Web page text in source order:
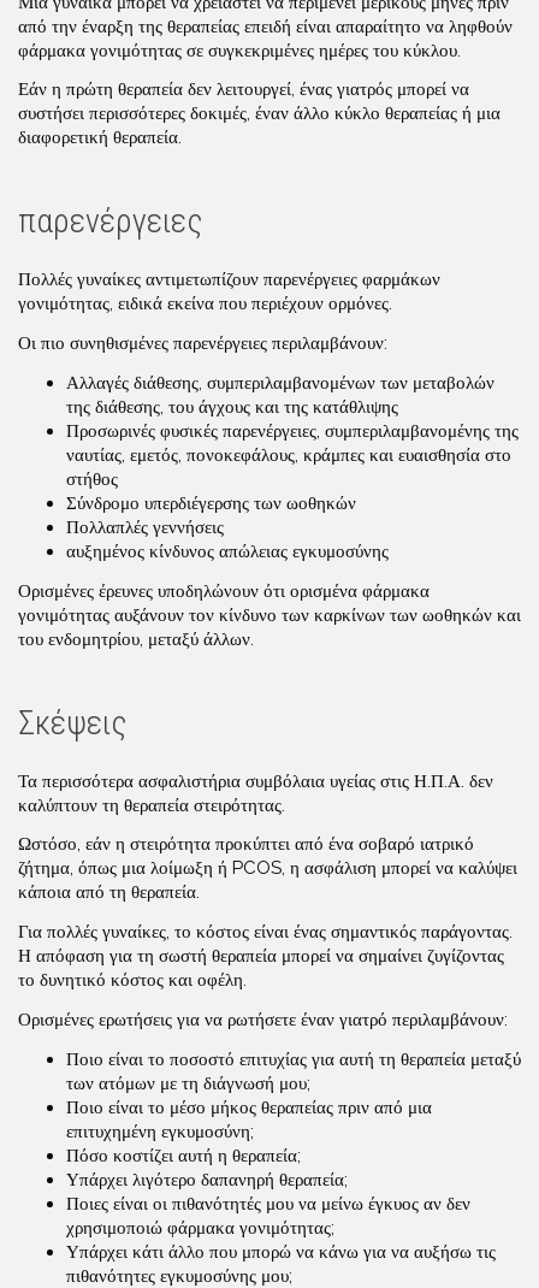
από την έναρξη της θεραπείας επειδή είναι απαραίτητο να ληφθούν
φάρμακα γονιμότητας σε συγκεκριμένες ημέρες του κύκλου.
Εάν η πρώτη θεραπεία δεν λειτουργεί, ένας γιατρός μπορεί να
συστήσει περισσότερες δοκιμές, έναν άλλο κύκλο θεραπείας ή μια
διαφορετική θεραπεία.
παρενέργειες
Πολλές γυναίκες αντιμετωπίζουν παρενέργειες φαρμάκων
γονιμότητας, ειδικά εκείνα που περιέχουν ορμόνες.
Οι πιο συνηθισμένες παρενέργειες περιλαμβάνουν:
Αλλαγές διάθεσης, συμπεριλαμβανομένων των μεταβολών
της διάθεσης, του άγχους και της κατάθλιψης
Προσωρινές φυσικές παρενέργειες, συμπεριλαμβανομένης της
ναυτίας, εμετός, πονοκεφάλους, κράμπες και ευαισθησία στο
στήθος
Σύνδρομο υπερδιέγερσης των ωοθηκών
Πολλαπλές γεννήσεις
αυξημένος κίνδυνος απώλειας εγκυμοσύνης
Ορισμένες έρευνες υποδηλώνουν ότι ορισμένα φάρμακα
γονιμότητας αυξάνουν τον κίνδυνο των καρκίνων των ωοθηκών και
του ενδομητρίου, μεταξύ άλλων.
Σκέψεις
Τα περισσότερα ασφαλιστήρια συμβόλαια υγείας στις Η.Π.Α. δεν
καλύπτουν τη θεραπεία στειρότητας.
Ωστόσο, εάν η στειρότητα προκύπτει από ένα σοβαρό ιατρικό
ζήτημα, όπως μια λοίμωξη ή PCOS, η ασφάλιση μπορεί να καλύψει
κάποια από τη θεραπεία.
Για πολλές γυναίκες, το κόστος είναι ένας σημαντικός παράγοντας.
Η απόφαση για τη σωστή θεραπεία μπορεί να σημαίνει ζυγίζοντας
το δυνητικό κόστος και οφέλη.
Ορισμένες ερωτήσεις για να ρωτήσετε έναν γιατρό περιλαμβάνουν:
Ποιο είναι το ποσοστό επιτυχίας για αυτή τη θεραπεία μεταξύ
των ατόμων με τη διάγνωσή μου;
Ποιο είναι το μέσο μήκος θεραπείας πριν από μια
επιτυχημένη εγκυμοσύνη;
Πόσο κοστίζει αυτή η θεραπεία;
Υπάρχει λιγότερο δαπανηρή θεραπεία;
Ποιες είναι οι πιθανότητές μου να μείνω έγκυος αν δεν
χρησιμοποιώ φάρμακα γονιμότητας;
Υπάρχει κάτι άλλο που μπορώ να κάνω για να αυξήσω τις
πιθανότητες εγκυμοσύνης μου;